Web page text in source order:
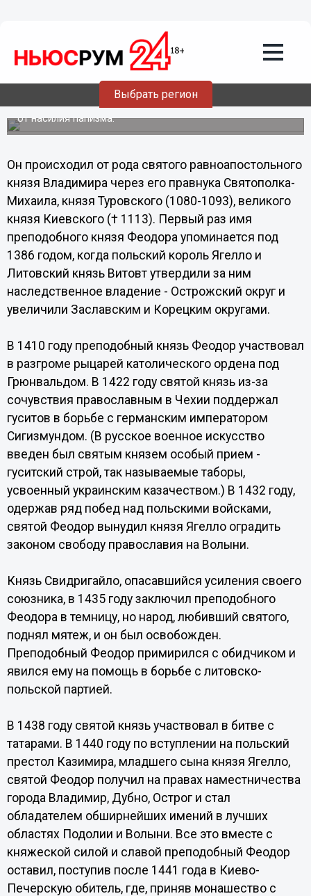
Выбрать регион
24 августа - день памяти преподобного
Феодора, князя Острожского
Преподобный Феодор, князь Острожский, стяжал славу
устроением храмов и защитой православия на Волыни
от насилия папизма.
Он происходил от рода святого равноапостольного
князя Владимира через его правнука Святополка-
Михаила, князя Туровского (1080-1093), великого
князя Киевского († 1113). Первый раз имя
преподобного князя Феодора упоминается под
1386 годом, когда польский король Ягелло и
Литовский князь Витовт утвердили за ним
наследственное владение - Острожский округ и
увеличили Заславским и Корецким округами.
В 1410 году преподобный князь Феодор участвовал
в разгроме рыцарей католического ордена под
Грюнвальдом. В 1422 году святой князь из-за
сочувствия православным в Чехии поддержал
гуситов в борьбе с германским императором
Сигизмундом. (В русское военное искусство
введен был святым князем особый прием -
гуситский строй, так называемые таборы,
усвоенный украинским казачеством.) В 1432 году,
одержав ряд побед над польскими войсками,
святой Феодор вынудил князя Ягелло оградить
законом свободу православия на Волыни.
Князь Свидригайло, опасавшийся усиления своего
союзника, в 1435 году заключил преподобного
Феодора в темницу, но народ, любивший святого,
поднял мятеж, и он был освобожден.
Преподобный Феодор примирился с обидчиком и
явился ему на помощь в борьбе с литовско-
польской партией.
В 1438 году святой князь участвовал в битве с
татарами. В 1440 году по вступлении на польский
престол Казимира, младшего сына князя Ягелло,
святой Феодор получил на правах наместничества
города Владимир, Дубно, Острог и стал
обладателем обширнейших имений в лучших
областях Подолии и Волыни. Все это вместе с
княжеской силой и славой преподобный Феодор
оставил, поступив после 1441 года в Киево-
Печерскую обитель, где, приняв монашество с